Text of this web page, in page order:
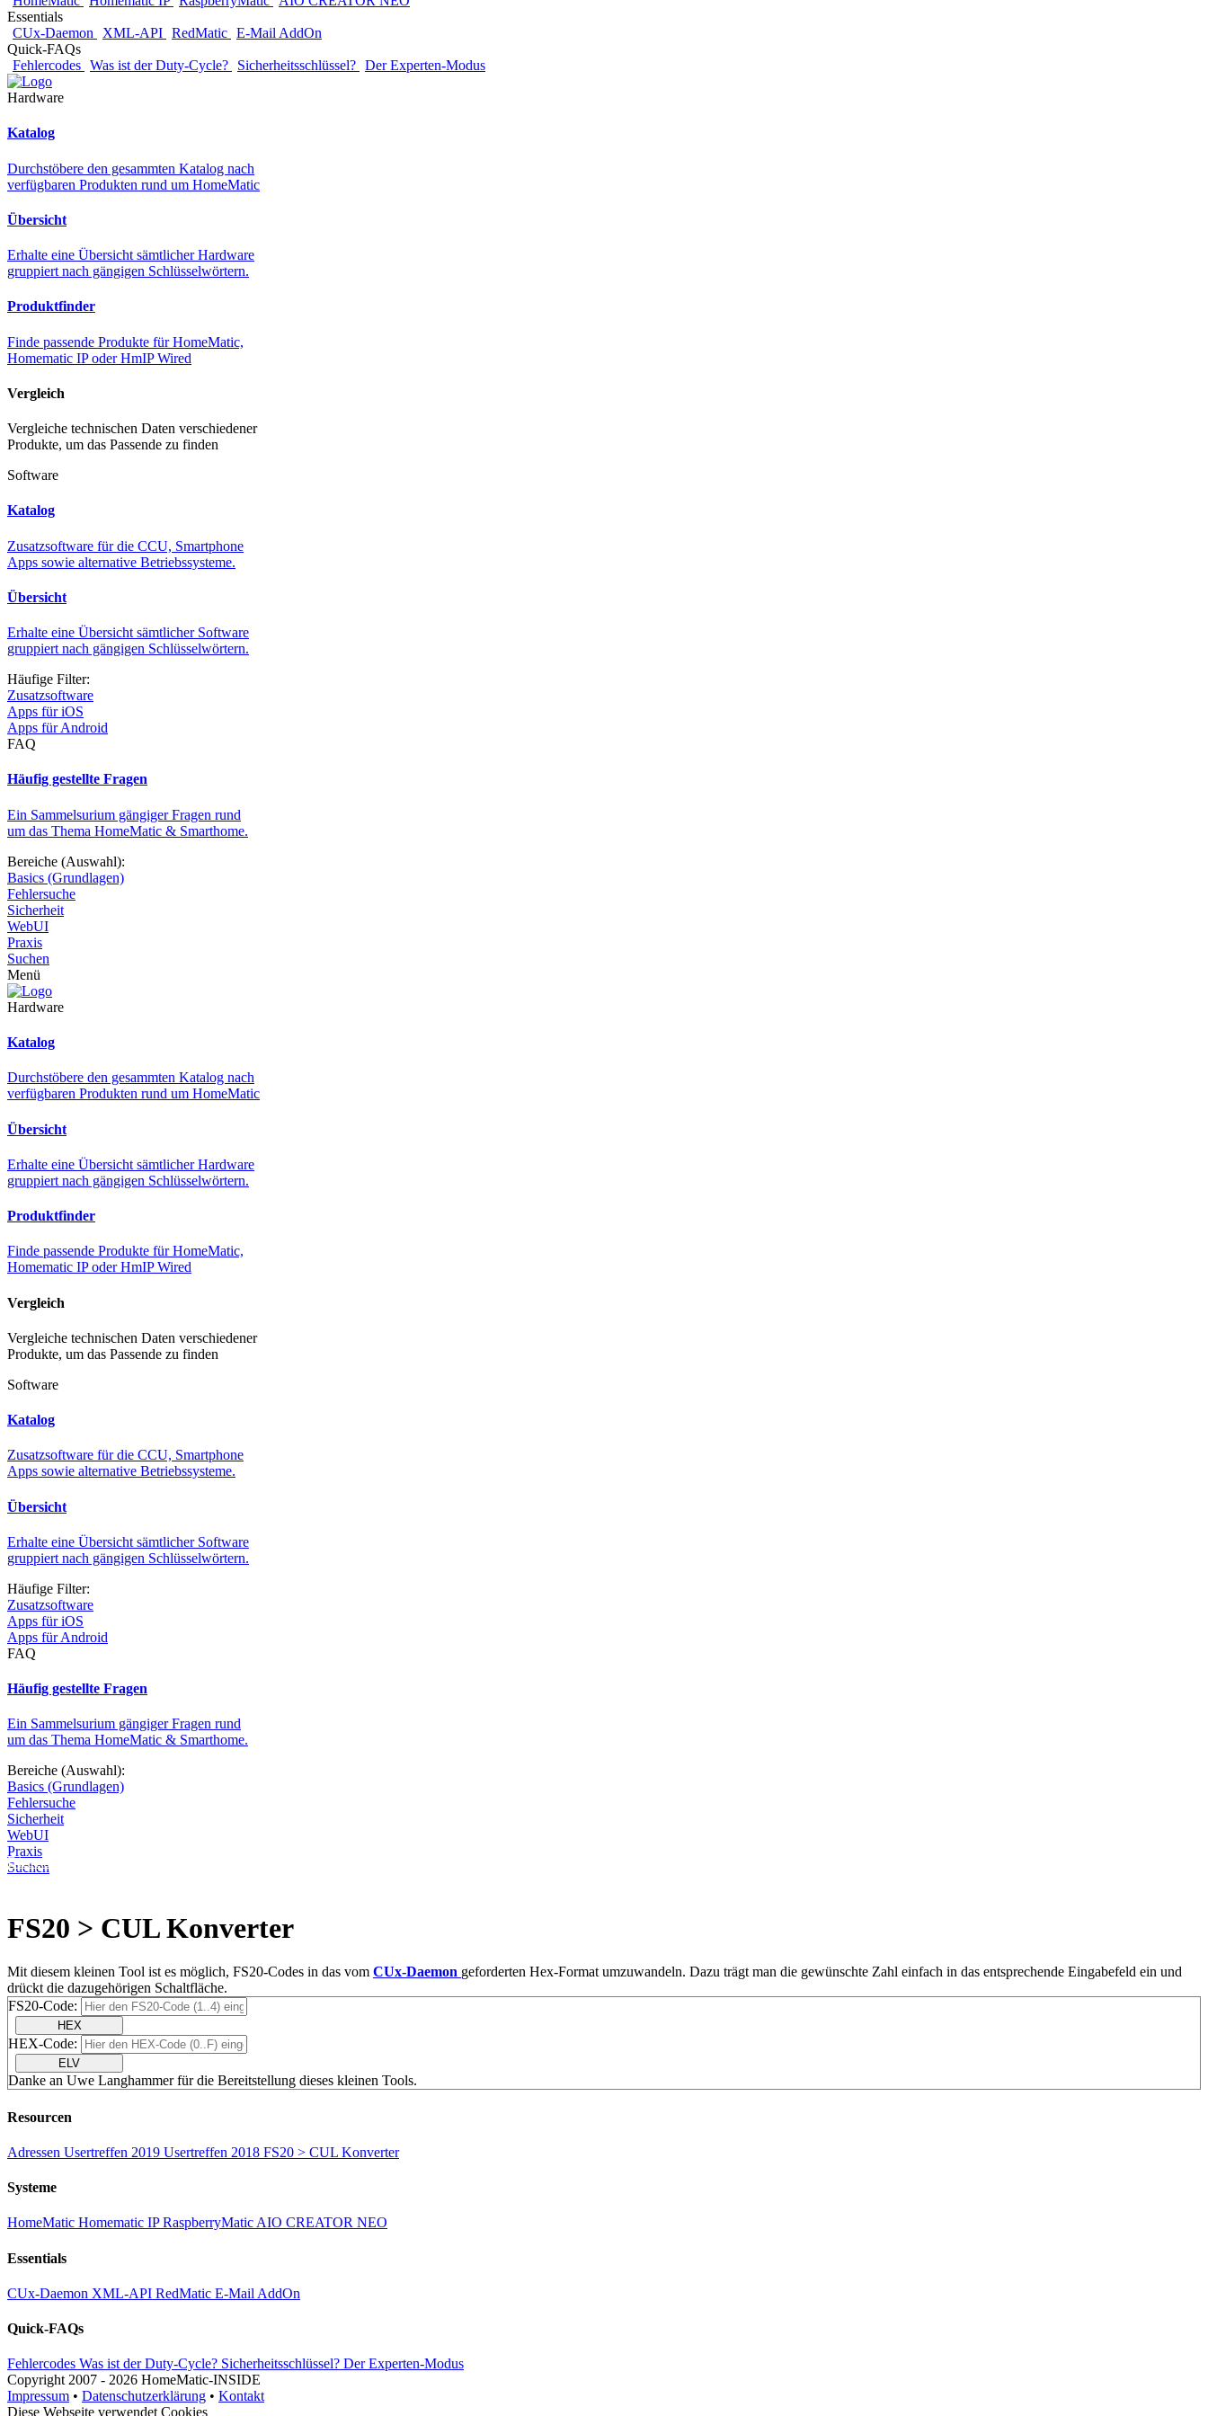
Essentials
CUx-Daemon
XML-API RedMatic E-Mail AddOn
Quick-FAQs
Fehlercodes Was ist der Duty-Cycle? Sicherheitsschlüssel? Der Experten-Modus
Hardware
Katalog
Durchstöbere den gesammten Katalog nach
verfügbaren Produkten rund um HomeMatic
Übersicht
Erhalte eine Übersicht sämtlicher Hardware
gruppiert nach gängigen Schlüsselwörtern.
Produktfinder
Finde passende Produkte für HomeMatic,
Homematic IP oder HmIP Wired
Vergleich
Vergleiche technischen Daten verschiedener
Produkte, um das Passende zu finden
Software
Katalog
Zusatzsoftware für die CCU, Smartphone
Apps sowie alternative Betriebssysteme.
Übersicht
Erhalte eine Übersicht sämtlicher Software
gruppiert nach gängigen Schlüsselwörtern.
Häufige Filter:
Zusatzsoftware
Apps für iOS
Apps für Android
FAQ
Häufig gestellte Fragen
Ein Sammelsurium gängiger Fragen rund
um das Thema HomeMatic & Smarthome.
Bereiche (Auswahl):
Basics (Grundlagen)
Fehlersuche
Sicherheit
WebUI
Praxis
Suchen
Menü
Hardware
Katalog
Durchstöbere den gesammten Katalog nach
verfügbaren Produkten rund um HomeMatic
Übersicht
Erhalte eine Übersicht sämtlicher Hardware
gruppiert nach gängigen Schlüsselwörtern.
Produktfinder
Finde passende Produkte für HomeMatic,
Homematic IP oder HmIP Wired
Vergleich
Vergleiche technischen Daten verschiedener
Produkte, um das Passende zu finden
Software
Katalog
Zusatzsoftware für die CCU, Smartphone
Apps sowie alternative Betriebssysteme.
Übersicht
Erhalte eine Übersicht sämtlicher Software
gruppiert nach gängigen Schlüsselwörtern.
Häufige Filter:
Zusatzsoftware
Apps für iOS
Apps für Android
FAQ
Häufig gestellte Fragen
Ein Sammelsurium gängiger Fragen rund
um das Thema HomeMatic & Smarthome.
Bereiche (Auswahl):
Basics (Grundlagen)
Fehlersuche
Sicherheit
WebUI
Praxis
Suchen
Diese Seite wird nicht weitergeführt, bleibt aber als digitales Archiv online. Vielen Dank für deinen Besuch!
FS20 > CUL Konverter
Mit diesem kleinen Tool ist es möglich, FS20-Codes in das vom CUx-Daemon geforderten Hex-Format umzuwandeln. Dazu trägt man die gewünschte Zahl einfach in das entsprechende Eingabefeld ein und
drückt die dazugehörigen Schaltfläche.
FS20-Code:
HEX
HEX-Code:
ELV
Danke an Uwe Langhammer für die Bereitstellung dieses kleinen Tools.
Resourcen
Adressen Usertreffen 2019 Usertreffen 2018 FS20 > CUL Konverter
Systeme
HomeMatic Homematic IPRaspberryMatic AIO CREATOR NEO
Essentials
CUx-Daemon XML-API RedMatic E-Mail AddOn
Quick-FAQs
Fehlercodes Was ist der Duty-Cycle? Sicherheitsschlüssel? Der Experten-Modus
Copyright2007 - 2026 HomeMatic-INSIDE
Impressum • Datenschutzerklärung • Kontakt
Diese Webseite verwendet Cookies